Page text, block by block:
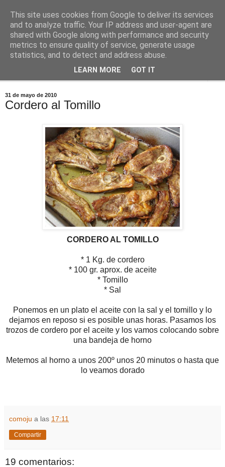
Comoju
La Cocina del Día a Día y el día a día de la Gastronomía
31 de mayo de 2010
Cordero al Tomillo
CORDERO AL TOMILLO
* 1 Kg. de cordero
* 100 gr. aprox. de aceite
* Tomillo
* Sal
Ponemos en un plato el aceite con la sal y el tomillo y lo
dejamos en reposo si es posible unas horas. Pasamos los
trozos de cordero por el aceite y los vamos colocando sobre
una bandeja de horno
Metemos al horno a unos 200º unos 20 minutos o hasta que
lo veamos dorado
comoju a las 17:11
Compartir
19 comentarios:
This site uses cookies from Google to deliver its services
and to analyze traffic. Your IP address and user-agent are
shared with Google along with performance and security
metrics to ensure quality of service, generate usage
statistics, and to detect and address abuse.
LEARN MORE GOT IT